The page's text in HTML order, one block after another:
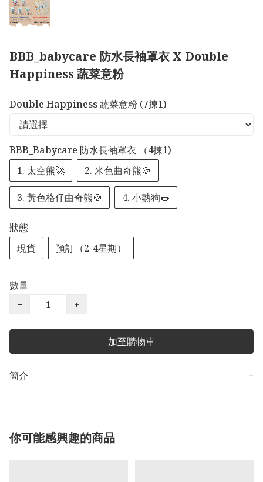
BBB_babycare 防水長袖罩衣 X Double
Happiness 蔬菜意粉
Double Happiness 蔬菜意粉 (7揀1)
BBB_Babycare 防水長袖罩衣 （4揀1)
1. 太空熊🚀
2. 米色曲奇熊🍪
3. 黃色格仔曲奇熊🍪 4. 小熱狗🌭
狀態
現貨
預訂（2-4星期）
數量
−
+
加至購物車
簡介 −
你可能感興趣的商品